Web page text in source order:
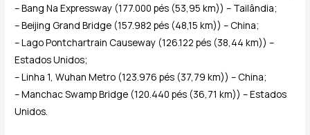
– Bang Na Expressway (177.000 pés (53,95 km)) – Tailândia;
– Beijing Grand Bridge (157.982 pés (48,15 km)) – China;
– Lago Pontchartrain Causeway (126.122 pés (38,44 km)) –
Estados Unidos;
– Linha 1, Wuhan Metro (123.976 pés (37,79 km)) – China;
– Manchac Swamp Bridge (120.440 pés (36,71 km)) – Estados
Unidos.